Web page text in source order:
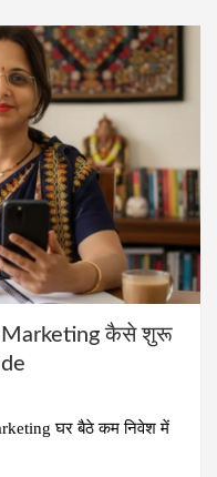
Marketing कैसे शुरू
घर बैठे कम निवेश में